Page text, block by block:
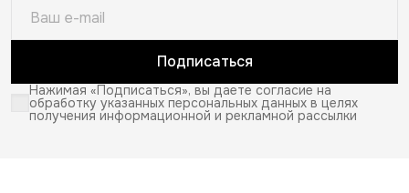
Подписаться
Нажимая «Подписаться», вы даете согласие на
обработку указанных персональных данных в целях
получения информационной и рекламной рассылки